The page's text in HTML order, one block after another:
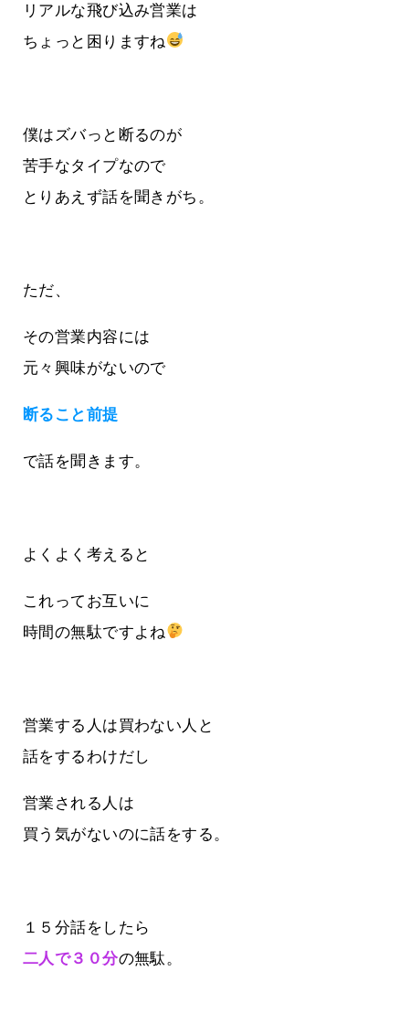
リアルな飛び込み営業は
ちょっと困りますね
僕はズバっと断るのが
苦手なタイプなので
とりあえず話を聞きがち。
ただ、
その営業内容には
元々興味がないので
断ること前提
で話を聞きます。
よくよく考えると
これってお互いに
時間の無駄ですよね
営業する人は買わない人と
話をするわけだし
営業される人は
買う気がないのに話をする。
１５分話をしたら
二人で３０分の無駄。